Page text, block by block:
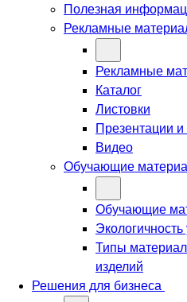
Полезная
Рекламные
Рекламные
Каталог
Листовки
Презентации и
Видео
Обучающие
Обучающие
Экологичность
Типы
изделий
Решения для бизнеса